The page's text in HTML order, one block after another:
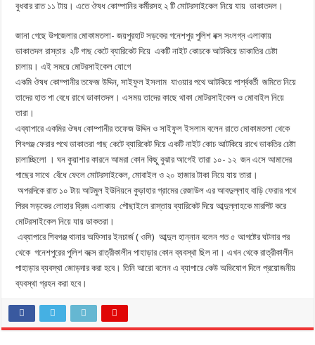
‎গাবতলীতে প্রতিবন্ধীদের মাঝে হুইল ‎চেয়ার ও গাছের চারা বিতরণ করেন ‎- এমপি সুরাইয়া জেরিন
বুধবার রাত ১১ টায়। এতে ঔষধ কোম্পানির কর্মীরসহ ২ টি মোটরসাইকেল নিয়ে যায় ডাকাতদল।
জানা গেছে উপজেলার মোকামতলা- জয়পুরহাট সড়কের গনেশপুর পুলিশ বক্স সংলগ্ন এলাকায়
ডাকাতদল রাস্তার ২টি গাছ কেটে ব্যারিকেট দিয়ে একটি নাইট কোচকে আটকিয়ে ডাকাতির চেষ্টা
চালায়। এই সময়ে মোটরসাইকেল যোগে
একমি ঔষধ কোম্পানীর তফেজ উদ্দিন, সাইফুল ইসলাম যাওয়ার পথে আটকিয়ে পার্শ্ববর্তী জমিতে নিয়ে
তাদের হাত পা বেধে রাখে ডাকাতদল। এসময় তাদের কাছে থাকা মোটরসাইকেল ও মোবাইল নিয়ে
তারা।
এব্যাপারে একমির ঔষধ কোম্পানীর তফেজ উদ্দিন ও সাইফুল ইসলাম বলেন রাতে মোকামতলা থেকে
শিবগঞ্জ ফেরার পথে ডাকাতরা গাছ কেটে ব্যারিকেট দিয়ে একটি নাইট কোচ আটকিয়ে রাখে ডাকতির চেষ্টা
চালাচ্ছিলো । ঘন কুয়াশার কারনে আমরা কোন কিছু বুঝার আগেই তারা ১০- ১২ জন এসে আমাদের
গাছের সাথে বেঁধে ফেলে মোটরসাইকেল, মোবাইল ও ২০ হাজার টাকা নিয়ে যায় তারা।
অপরদিকে রাত ১০ টায় আটমুল ইউনিয়নে কুড়াহার গ্রামের রেজাউল এর আবদুল্লাহ বাড়ি ফেরার পথে
পিরব সড়কের লোহার ব্রিজ এলাকায় পৌছাইলে রাস্তায় ব্যারিকেট দিয়ে আব্দুল্লাহকে মারপিট করে
মোটরসাইকেল নিয়ে যায় ডাকতরা।
এব্যাপারে শিবগঞ্জ থানার অফিসার ইনচার্জ ( ওসি) আব্দুল হান্নান বলেন গত ৫ আগষ্টের ঘটনার পর
থেকে গনেশপুরের পুলিশ বক্সে রাত্রীকালীন পাহাড়ার কোন ব্যবস্থা ছিল না। এখন থেকে রাত্রীকালীন
পাহাড়ার ব্যবস্থা জোড়দার করা হবে। তিনি আরো বলেন এ ব্যাপারে কেউ অভিযোগ দিলে প্রয়োজনীয়
ব্যবস্থা গ্রহন করা হবে।